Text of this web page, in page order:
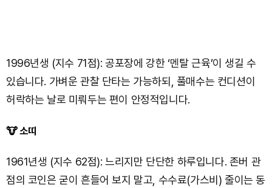
1996년생 (지수 71점): 공포장에 강한 ‘멘탈 근육’이 생길 수
있습니다. 가벼운 관찰 단타는 가능하되, 풀매수는 컨디션이
허락하는 날로 미뤄두는 편이 안정적입니다.
🐮 소띠
1961년생 (지수 62점): 느리지만 단단한 하루입니다. 존버 관
점의 코인은 굳이 흔들어 보지 말고, 수수료(가스비) 줄이는 동